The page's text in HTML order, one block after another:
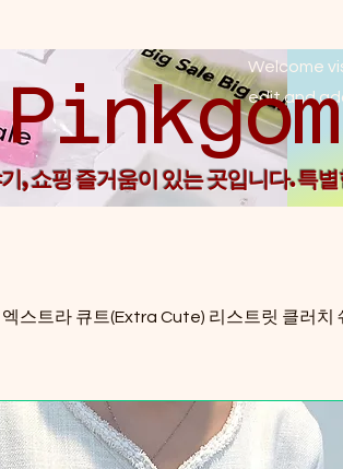
Welcome
edit and
, 쇼핑 즐거움이 있는 곳입니다. 특
엑스트라 큐트(Extra Cute) 리스트릿 클러치